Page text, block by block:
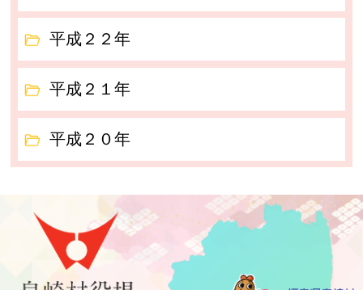
平成２２年
平成２１年
平成２０年
泉崎村